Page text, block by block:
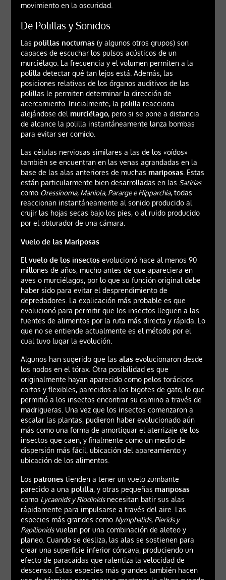
movimiento en la oscuridad.
De Polillas y Sonidos
Las polillas nocturnas(y algunos otros grupos) son
capaces de escuchar los pulsos acústicos de un
murciélago. La frecuencia y el volumen permiten a la
polilla detectar qué tan lejos está. Además, las
posiciones relativas de los órganos auditivos de las
polillas le permiten determinar la dirección de
acercamiento. Inicialmente, la polilla reacciona
alejándose del murciélago, pero si se pone a distancia
de alcance la polilla instantáneamente lanza bombas
para evitar ser comido.
Las células nerviosas similares a las de los «oídos»
también se encuentran en las venas agrandadas en la
base de las alas anteriores de muchas mariposas. Estas
están particularmente bien desarrolladas en las Satirias
como Oressinoma, Maniola, Pararge e Hipparchia, todas
reaccionan instantáneamente al sonido producido al
crujir las hojas secas bajo los pies, o al ruido producido
por el obturador de una cámara.
Vuelo de las Mariposas
El vuelo de los insectosevolucionó hace al menos 90
millones de años, mucho antes de que apareciera en
aves o murciélagos, por lo que su función original debe
haber sido para evitar el desprendimiento de
depredadores. La explicación más probable es que
evolucionó para permitir que los insectos lleguen a las
fuentes de alimentos por la ruta más directa y rápida. Lo
que no se entiende actualmente es el método por el
cual tuvo lugar la evolución.
Algunos han sugerido que las alasevolucionaron desde
los nodos en el tórax. Otra posibilidad es que
originalmente hayan aparecido como pelos torácicos
cortos y flexibles, parecidos a los bigotes de gato, lo que
permitió a los insectos encontrar su camino a través de
madrigueras. Una vez que los insectos comenzaron a
escalar las plantas, pudieron haber evolucionado aún
más como una forma de amortiguar el aterrizaje de los
insectos que caen, y finalmente como un medio de
dispersión más fácil, ubicación del apareamiento y
ubicación de los alimentos.
Los patronestienden a tener un vuelo zumbante
parecido a una polilla, y otras pequeñas mariposas
como Lycaenids y Riodinidsnecesitan batir sus alas
rápidamente para impulsarse a través del aire. Las
especies más grandes como Nymphalids, Pierids y
Papilionidsvuelan por una combinación de aleteo y
planeo. Cuando se desliza, las alas se sostienen para
crear una superficie inferior cóncava, produciendo un
efecto de paracaídas que ralentiza la velocidad de
descenso. Estas especies más grandes también hacen